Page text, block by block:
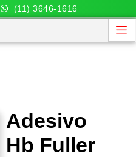
(11) 3646-1616
Adesivo
Hb Fuller